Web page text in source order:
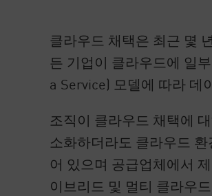
AI Agent Security
클라우드 채택은 최근 몇
든 기업이 클라우드에 일
a Service) 모델에 따라 데
조직이 클라우드 채택에
소화하더라도 클라우드
어 있으며 공급업체에서
이브리드 및 멀티 클라우